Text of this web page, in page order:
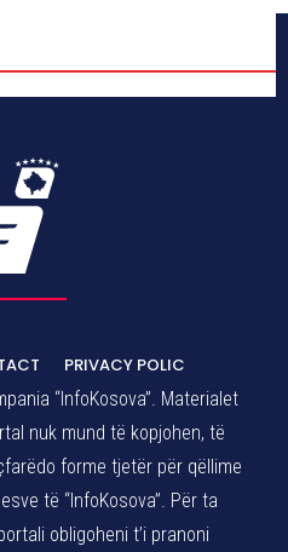
PRIVACY POLIC
“InfoKosova”. Materialet
nuk mund të kopjohen, të
forme tjetër për qëllime
të “InfoKosova”. Për ta
obligoheni t’i pranoni